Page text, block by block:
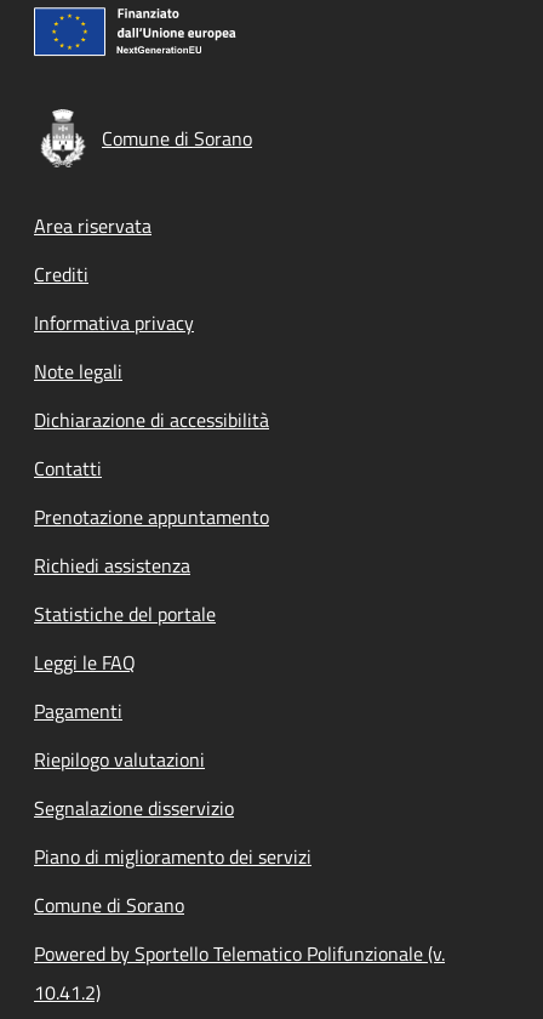
Comune di Sorano
Footer menu
Area riservata
Crediti
Informativa privacy
Note legali
Dichiarazione di accessibilità
Contatti
Prenotazione appuntamento
Richiedi assistenza
Statistiche del portale
Leggi le FAQ
Pagamenti
Riepilogo valutazioni
Segnalazione disservizio
Piano di miglioramento dei servizi
Comune di Sorano
Powered by Sportello Telematico Polifunzionale (v.
10.41.2)